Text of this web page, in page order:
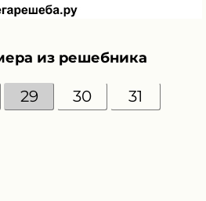
из решебника
29 30 31